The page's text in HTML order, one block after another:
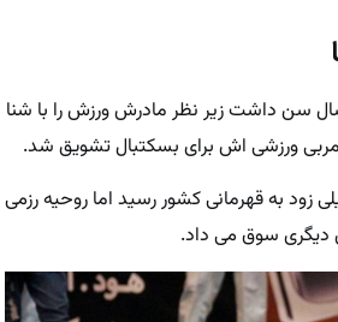
سال ۱۳۸۵ وقتی تنها ۹ سال سن داشت زیر نظر مادرش ورزش را با شنا
مربی ورزشی اش برای بسکتبال تشویق شد.
زود به قهرمانی کشور رسید اما روحیه رزمی
دیگری سوق می داد.